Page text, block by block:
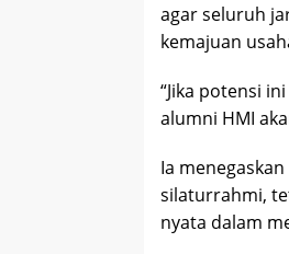
agar seluruh
kemajuan
“Jika potensi
alumni HMI
Ia
silaturrahmi,
nyata dalam